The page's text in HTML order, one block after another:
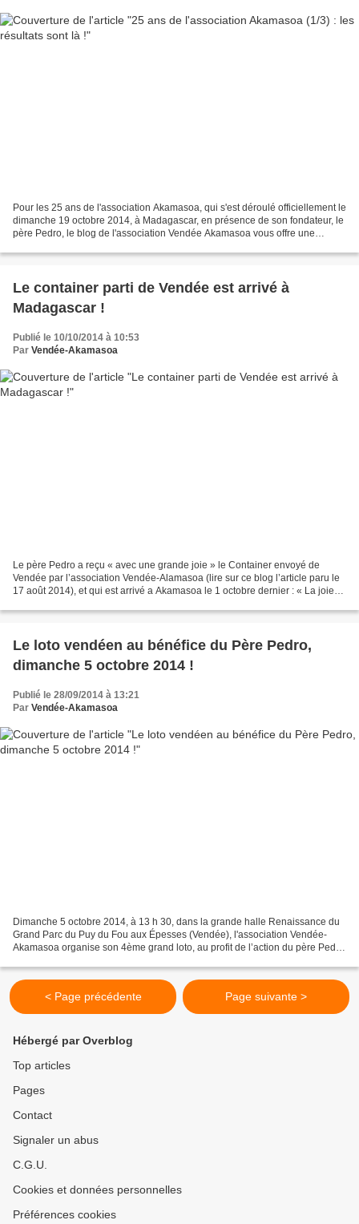
Pour les 25 ans de l'association Akamasoa, qui s'est déroulé officiellement le
dimanche 19 octobre 2014, à Madagascar, en présence de son fondateur, le
père Pedro, le blog de l'association Vendée Akamasoa vous offre une
Le container parti de Vendée est arrivé à
Madagascar !
Publié le 10/10/2014 à 10:53
Par Vendée-Akamasoa
Le père Pedro a reçu « avec une grande joie » le Container envoyé de
Vendée par l’association Vendée-Alamasoa (lire sur ce blog l’article paru le
17 août 2014), et qui est arrivé a Akamasoa le 1 octobre dernier : « La joie
Le loto vendéen au bénéfice du Père Pedro,
dimanche 5 octobre 2014 !
Publié le 28/09/2014 à 13:21
Par Vendée-Akamasoa
Dimanche 5 octobre 2014, à 13 h 30, dans la grande halle Renaissance du
Grand Parc du Puy du Fou aux Épesses (Vendée), l'association Vendée-
Akamasoa organise son 4ème grand loto, au profit de l’action du père Pedro
< Page précédente Page suivante >
Hébergé par Overblog
Top articles
Pages
Contact
Signaler un abus
C.G.U.
Cookies et données personnelles
Préférences cookies